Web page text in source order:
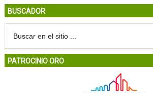
BUSCADOR
PATROCINIO ORO